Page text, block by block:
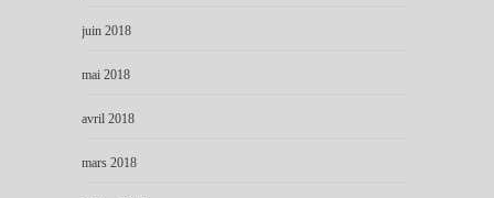
juin 2018
mai 2018
avril 2018
mars 2018